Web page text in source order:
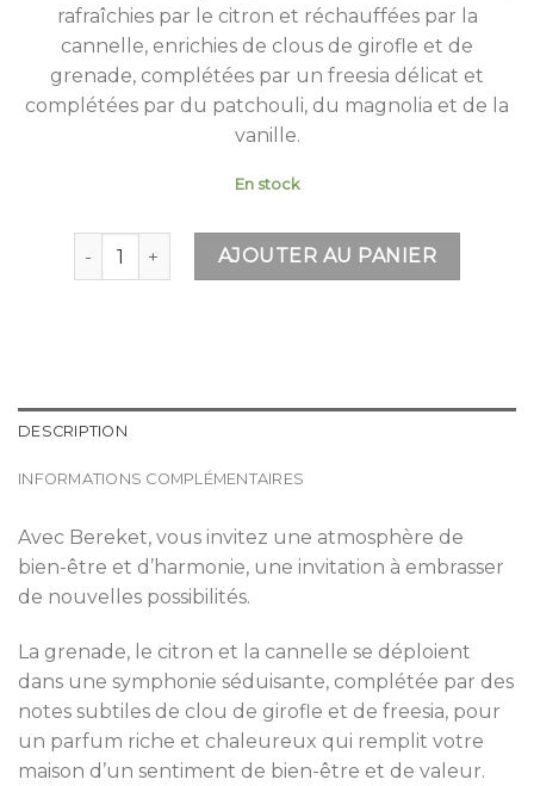
rafraîchies par le citron et réchauffées par la
cannelle, enrichies de clous de girofle et de
grenade, complétées par un freesia délicat et
complétées par du patchouli, du magnolia et de la
vanille.
En stock
quantité de Bereket - Bougie Parfumée 210G
AJOUTER AU PANIER
DESCRIPTION
INFORMATIONS COMPLÉMENTAIRES
Avec Bereket, vous invitez une atmosphère de
bien-être et d’harmonie, une invitation à embrasser
de nouvelles possibilités.
La grenade, le citron et la cannelle se déploient
dans une symphonie séduisante, complétée par des
notes subtiles de clou de girofle et de freesia, pour
un parfum riche et chaleureux qui remplit votre
maison d’un sentiment de bien-être et de valeur.